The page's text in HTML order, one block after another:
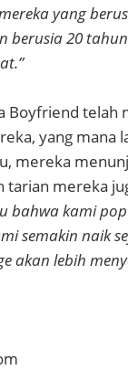
yang
berusia 20
Boyfriend telah
yang mana
mereka
tarian mereka
bahwa kami
semakin naik
akan lebih